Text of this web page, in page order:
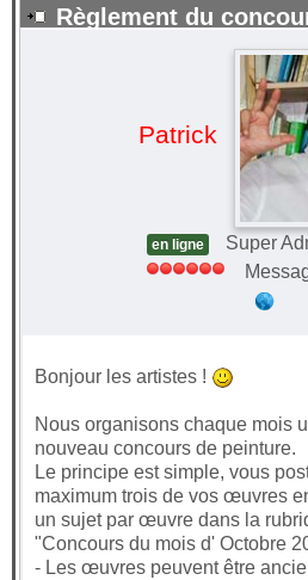
Règlement du
Patrick
en ligne
Super
Bonjour les artistes !
Nous organisons chaque mois
nouveau concours de peinture.
Le principe est simple, vous
maximum trois de vos œuvres
un sujet par œuvre dans la
"Concours du mois d' Octobre
- Les œuvres peuvent être